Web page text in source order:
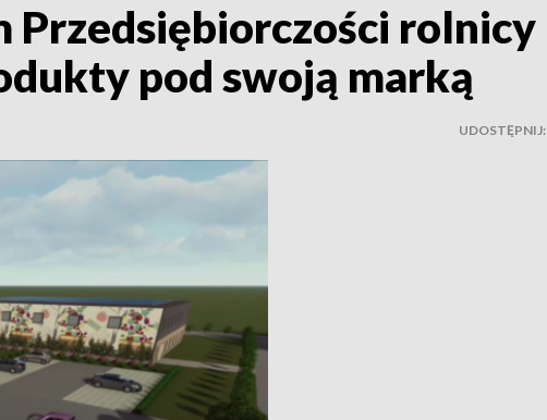
rolnicy
pod swoją marką
UDOSTĘPNIJ: